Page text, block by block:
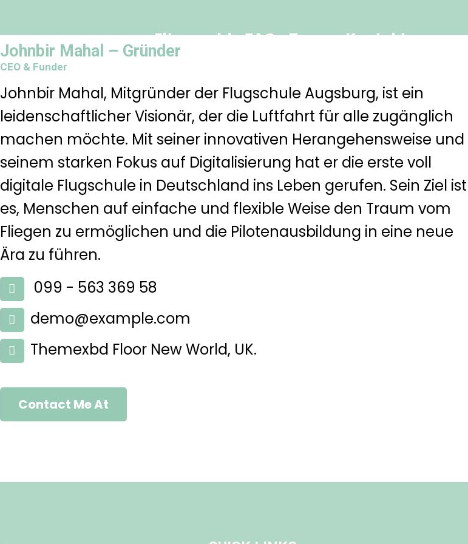
Elterngeld FAQ Team Kontakt
Johnbir Mahal – Gründer
CEO & Funder
Johnbir Mahal, Mitgründer der Flugschule Augsburg, ist ein
leidenschaftlicher Visionär, der die Luftfahrt für alle zugänglich
machen möchte. Mit seiner innovativen Herangehensweise und
seinem starken Fokus auf Digitalisierung hat er die erste voll
digitale Flugschule in Deutschland ins Leben gerufen. Sein Ziel ist
es, Menschen auf einfache und flexible Weise den Traum vom
Fliegen zu ermöglichen und die Pilotenausbildung in eine neue
Ära zu führen.
099 - 563 369 58
demo@example.com
Themexbd Floor New World, UK.
Contact Me At